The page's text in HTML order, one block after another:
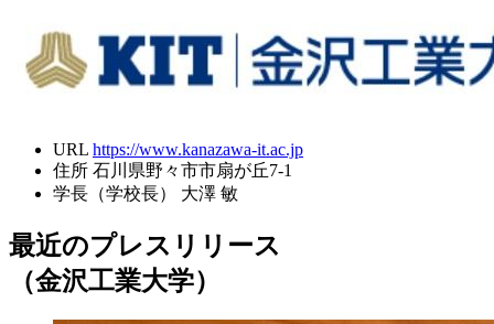
URL https://www.kanazawa-it.ac.jp
住所 石川県野々市市扇が丘7-1
学長（学校長）
大澤 敏
最近のプレスリリース
（金沢工業大学）